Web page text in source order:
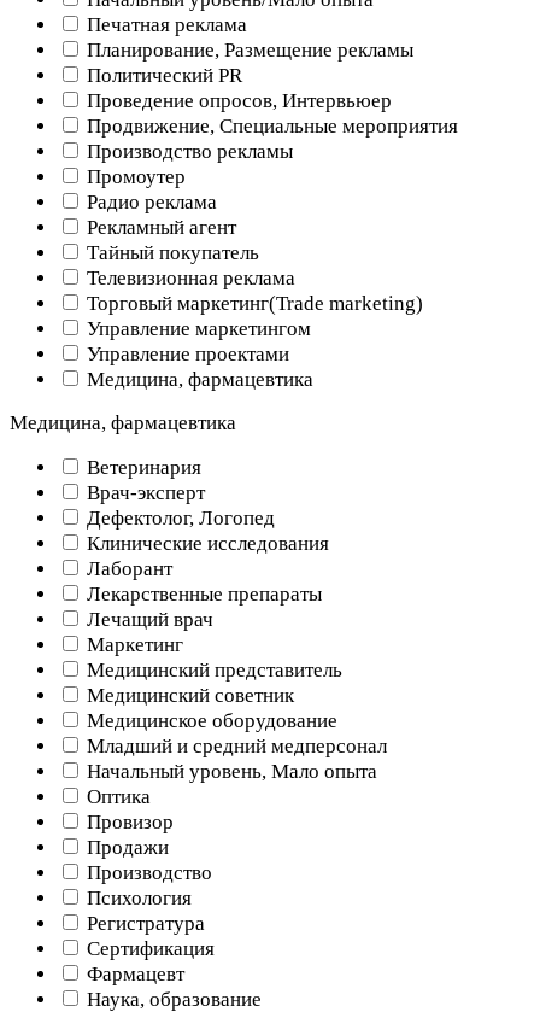
Печатная реклама
Планирование, Размещение рекламы
Политический PR
Проведение опросов, Интервьюер
Продвижение, Специальные мероприятия
Производство рекламы
Промоутер
Радио реклама
Рекламный агент
Тайный покупатель
Телевизионная реклама
Торговый маркетинг(Trade marketing)
Управление маркетингом
Управление проектами
Медицина, фармацевтика
Медицина, фармацевтика
Ветеринария
Врач-эксперт
Дефектолог, Логопед
Клинические исследования
Лаборант
Лекарственные препараты
Лечащий врач
Маркетинг
Медицинский представитель
Медицинский советник
Медицинское оборудование
Младший и средний медперсонал
Начальный уровень, Мало опыта
Оптика
Провизор
Продажи
Производство
Психология
Регистратура
Сертификация
Фармацевт
Наука, образование